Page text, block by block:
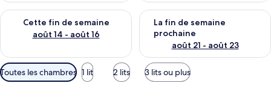
Cette fin de semaine
août 14 - août 16
Vérifier la disponibilité pour cette fin de semaine août 14 -
La fin de semaine
prochaine
août 21 - août 23
Vérifier la disponibilité pour
Filtres
disponibles
Toutes les chambres 1 lit 2 lits 3 lits ou plus